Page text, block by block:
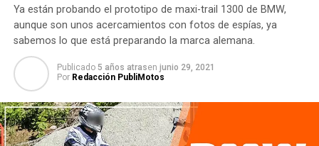
Ya están probando el prototipo de maxi-trail 1300 de BMW,
aunque son unos acercamientos con fotos de espías, ya
sabemos lo que está preparando la marca alemana.
Publicado 5 años atrasen junio 29, 2021
Por Redacción PubliMotos